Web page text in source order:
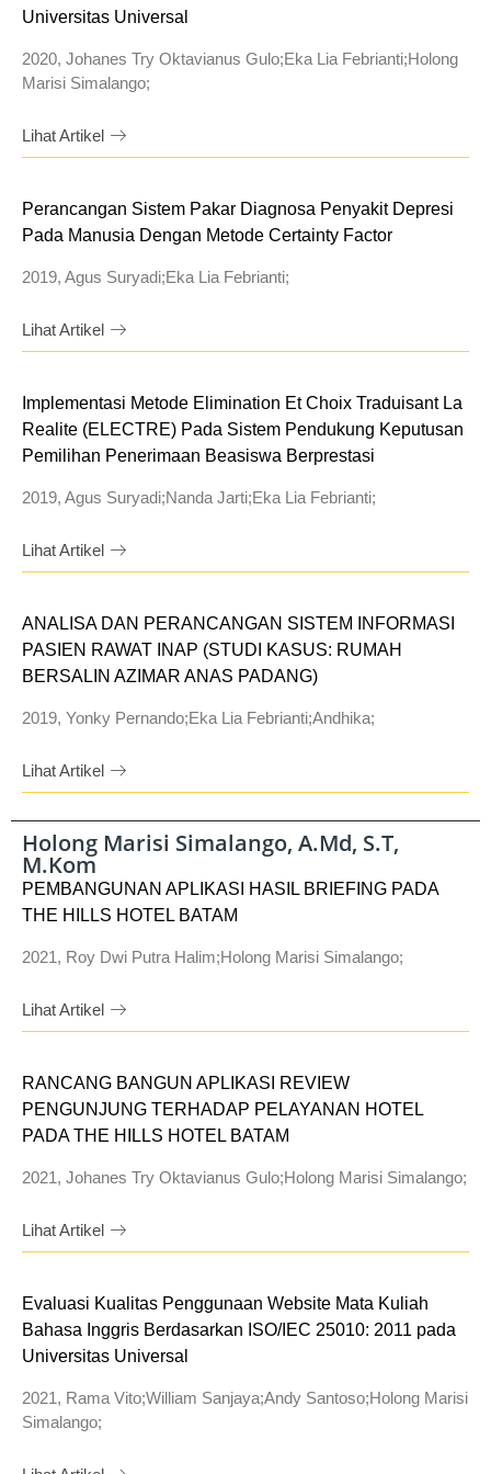
Universitas Universal
2020, Johanes Try Oktavianus Gulo;Eka Lia Febrianti;Holong
Marisi Simalango;
Lihat Artikel
Perancangan Sistem Pakar Diagnosa Penyakit Depresi
Pada Manusia Dengan Metode Certainty Factor
2019, Agus Suryadi;Eka Lia Febrianti;
Lihat Artikel
Implementasi Metode Elimination Et Choix Traduisant La
Realite (ELECTRE) Pada Sistem Pendukung Keputusan
Pemilihan Penerimaan Beasiswa Berprestasi
2019, Agus Suryadi;Nanda Jarti;Eka Lia Febrianti;
Lihat Artikel
ANALISA DAN PERANCANGAN SISTEM INFORMASI
PASIEN RAWAT INAP (STUDI KASUS: RUMAH
BERSALIN AZIMAR ANAS PADANG)
2019, Yonky Pernando;Eka Lia Febrianti;Andhika;
Lihat Artikel
Holong Marisi Simalango, A.Md, S.T,
M.Kom
PEMBANGUNAN APLIKASI HASIL BRIEFING PADA
THE HILLS HOTEL BATAM
2021, Roy Dwi Putra Halim;Holong Marisi Simalango;
Lihat Artikel
RANCANG BANGUN APLIKASI REVIEW
PENGUNJUNG TERHADAP PELAYANAN HOTEL
PADA THE HILLS HOTEL BATAM
2021, Johanes Try Oktavianus Gulo;Holong Marisi Simalango;
Lihat Artikel
Evaluasi Kualitas Penggunaan Website Mata Kuliah
Bahasa Inggris Berdasarkan ISO/IEC 25010: 2011 pada
Universitas Universal
2021, Rama Vito;William Sanjaya;Andy Santoso;Holong Marisi
Simalango;